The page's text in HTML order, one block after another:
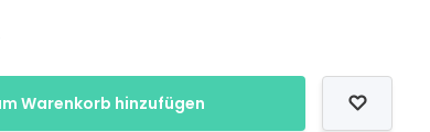
Warenkorb hinzufügen